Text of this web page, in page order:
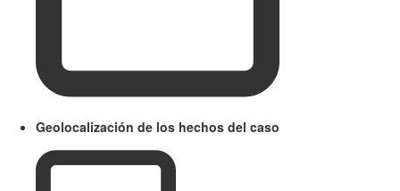
Geolocalización de los hechos del caso